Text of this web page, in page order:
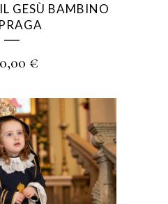
GESÙ BAMBINO
€